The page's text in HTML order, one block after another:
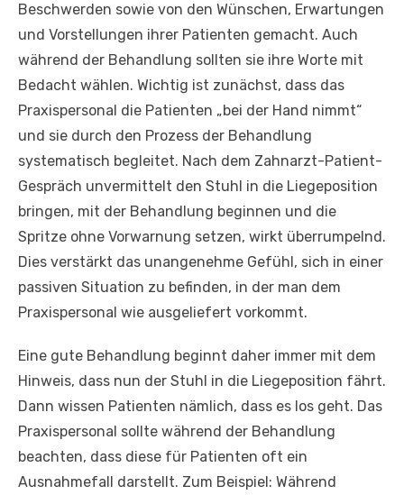
Beschwerden sowie von den Wünschen, Erwartungen
und Vorstellungen ihrer Patienten gemacht. Auch
während der Behandlung sollten sie ihre Worte mit
Bedacht wählen. Wichtig ist zunächst, dass das
Praxispersonal die Patienten „bei der Hand nimmt“
und sie durch den Prozess der Behandlung
systematisch begleitet. Nach dem Zahnarzt-Patient-
Gespräch unvermittelt den Stuhl in die Liegeposition
bringen, mit der Behandlung beginnen und die
Spritze ohne Vorwarnung setzen, wirkt überrumpelnd.
Dies verstärkt das unangenehme Gefühl, sich in einer
passiven Situation zu befinden, in der man dem
Praxispersonal wie ausgeliefert vorkommt.
Eine gute Behandlung beginnt daher immer mit dem
Hinweis, dass nun der Stuhl in die Liegeposition fährt.
Dann wissen Patienten nämlich, dass es los geht. Das
Praxispersonal sollte während der Behandlung
beachten, dass diese für Patienten oft ein
Ausnahmefall darstellt. Zum Beispiel: Während